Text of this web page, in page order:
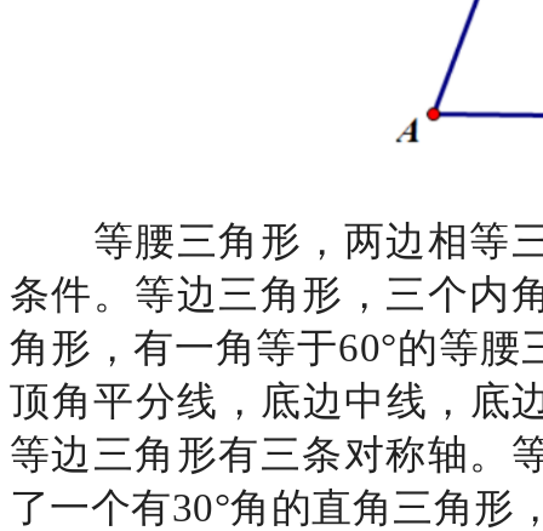
等腰三角形，两边相等三
条件。等边三角形，三个内
角形，有一角等于60°的等腰
顶角平分线，底边中线，
等边三角形有三条对称轴。
了一个有30°角的直角三角形